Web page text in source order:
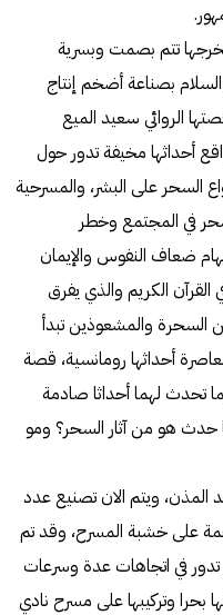
تتم بصمت وبسرية
بصناعة أضخم إنتاج
الروائي سعيد الميع
أحداثها مخيفة تدور حول
السحر على البشر، والمسرحية
في المجتمع وخطر
ضعاف النفوس والإيمان
القرآن الكريم والذي يفرق
والمشعوذين تبدأ
أحداثها رومانسية، قصة
تحدث لهما أحداثا صادمة
حدث هو من آثار السحر؟ ومو
المذن، ويتم الان تصنيع عدد
على خشبة المسرح، وقد تم
في اتجاهات عدة وسرعات
وتركيبها على مسرح نادي